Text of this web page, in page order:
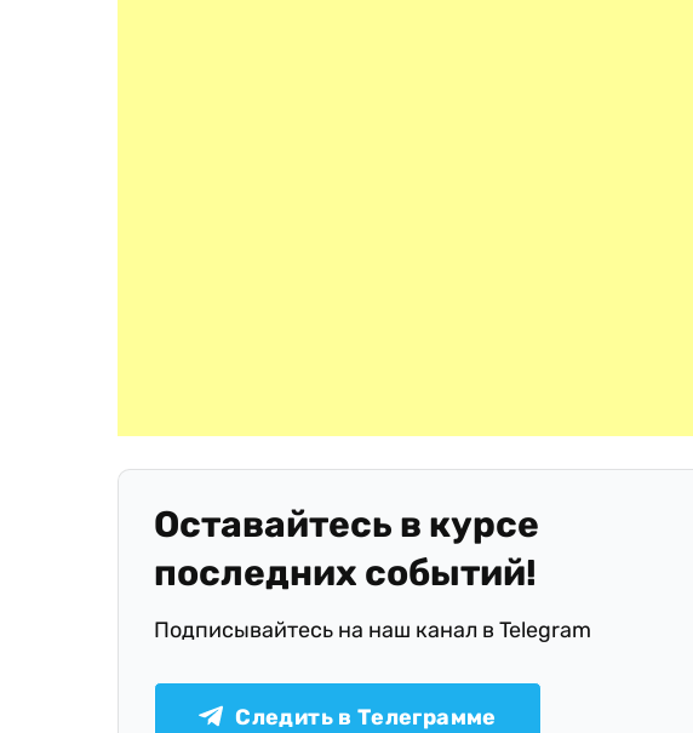
Оставайтесь в курсе
последних событий!
Подписывайтесь на наш канал в Telegram
Следить в Телеграмме